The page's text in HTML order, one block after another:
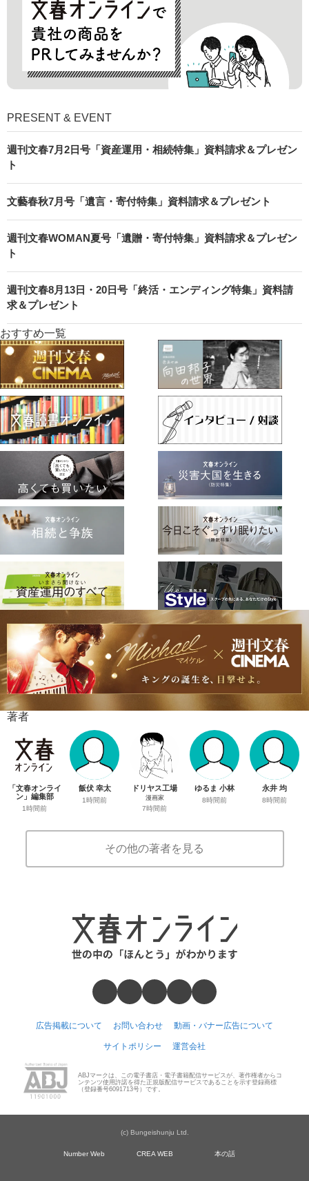
PRESENT & EVENT
週刊文春7月2日号「資産運用・相続特集」資料請求＆プレゼン
ト
文藝春秋7月号「遺言・寄付特集」資料請求＆プレゼント
週刊文春WOMAN夏号「遺贈・寄付特集」資料請求＆プレゼン
ト
週刊文春8月13日・20日号「終活・エンディング特集」資料請
求＆プレゼント
おすすめ一覧
著者
「文春オンライ
ン」編集部
1時間前
飯伏 幸太
1時間前
ドリヤス工場
漫画家
7時間前
ゆるま 小林
8時間前
永井 均
8時間前
その他の著者を見る
広告掲載について お問い合わせ 動画・バナー広告について
サイトポリシー 運営会社
ABJマークは、この電子書店・電子書籍配信サービスが、著作権者からコ
ンテンツ使用許諾を得た正規版配信サービスであることを示す登録商標
（登録番号6091713号）です。
(c) Bungeishunju Ltd.
Number Web CREA WEB 本の話